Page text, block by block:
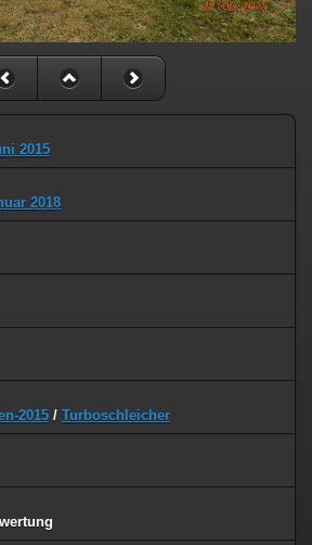
2015
2018
2015 / Turboschleicher